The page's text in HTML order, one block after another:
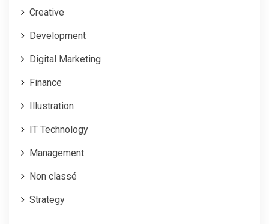
Creative
Development
Digital Marketing
Finance
Illustration
IT Technology
Management
Non classé
Strategy